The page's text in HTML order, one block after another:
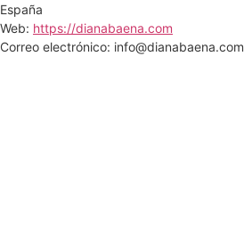
España
Web: https://dianabaena.com
Correo electrónico: info@dianabaena.com